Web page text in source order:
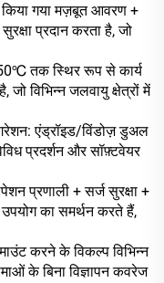
किया गया मज़बूत आवरण +
प्रदान करता है, जो
तक स्थिर रूप से कार्य
जो विभिन्न जलवायु क्षेत्रों में
एंड्रॉइड/विंडोज़ डुअल
प्रदर्शन और सॉफ़्टवेयर
प्रणाली + सर्ज सुरक्षा +
का समर्थन करते हैं,
करने के विकल्प विभिन्न
के बिना विज्ञापन कवरेज